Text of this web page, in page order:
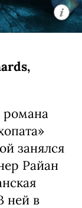
романа
занялся
Райан
ней в